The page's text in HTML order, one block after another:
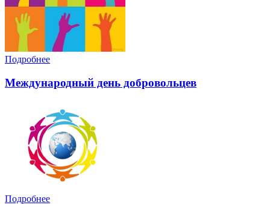
Подробнее
Международный день добровольцев
Подробнее